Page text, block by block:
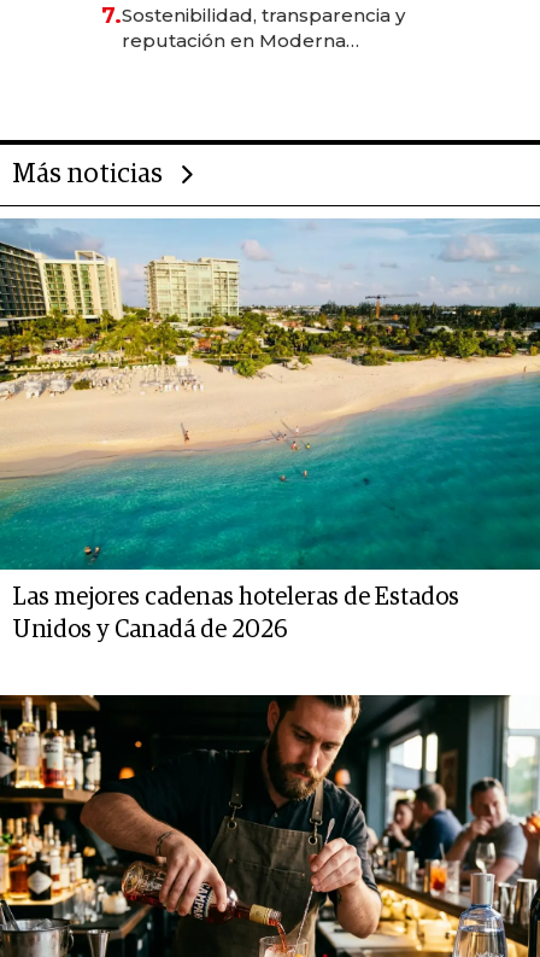
7.Sostenibilidad, transparencia y
reputación en Moderna
Más noticias
Las mejores cadenas hoteleras de Estados
Unidos y Canadá de 2026